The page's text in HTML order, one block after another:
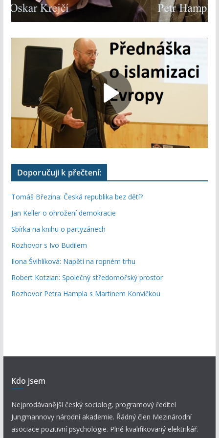
Doporučuji k přečtení:
Tomáš Březina: Česká republika bez dětí?
Jan Keller o ohrožení demokracie
Sbírka na knihu o partyzánech
Rozhovor s Ivo Budilem
Ilona Švihlíková: Napětí na ropném trhu
Robert Kotzian: Společný středomořský prostor
Rozhovor Petra Hampla s Martinem Konvičkou
Kdo jsem
Nejprodávanější český sociolog, programový ředitel
Jungmannovy národní akademie. Řádný člen Mezinárodní
asociace pozitivní psychologie. Plně kvalifikovaný elektrikář.